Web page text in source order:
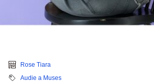
Rose Tiara
Audie a Muses